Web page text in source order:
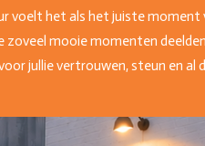
voelt het als het juiste
zoveel mooie momenten
jullie vertrouwen, steun en al